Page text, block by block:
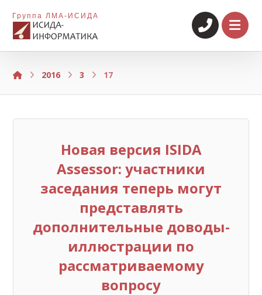
Группа ЛМА-ИСИДА
2016 3 17
Новая версия ISIDA
Assessor: участники
заседания теперь могут
представлять
дополнительные доводы-
иллюстрации по
рассматриваемому
вопросу